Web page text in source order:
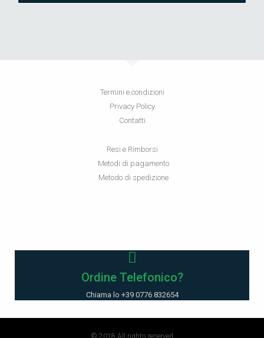
Termini e condizioni
Privacy Policy
Contatti
Resi e Rimborsi
Metodi di pagamento
Metodo di spedizione
Ordine Telefonico?
Chiama lo +39 0776 832654
© 2018 All rights reserved